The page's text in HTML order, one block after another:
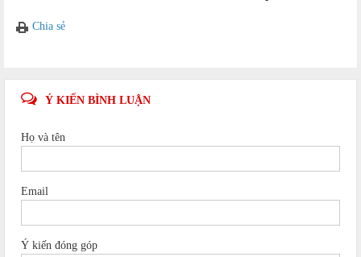
Chia sẻ
Ý KIẾN BÌNH LUẬN
Họ và tên
Email
Ý kiến đóng góp